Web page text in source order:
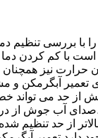
با بررسی تنظیم
است با کم کردن
نیز همچنان
تعمیر آبگرمکن و
از حد می تواند
آب جوش از
از حد تنظیم